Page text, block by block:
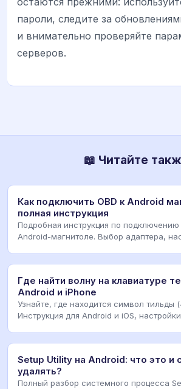
пароли, следите за
и внимательно проверяйте
серверов.
📖 Читайте
Как подключить OBD к Android
полная инструкция
Подробная инструкция по подключению
Android-магнитоле. Выбор адаптера,
Где найти волну на клавиатуре
Android и iPhone
Узнайте, где находится символ тильды
Инструкция для Android и iOS,
Setup Utility на Android: что это и
удалять?
Полный разбор системного процесса